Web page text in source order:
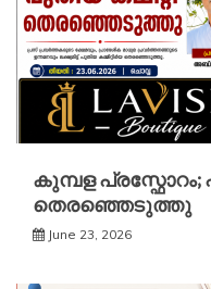
കുമ്പള പ്രസ്ഫോറം;
തെരഞ്ഞെടുത്തു
June 23, 2026